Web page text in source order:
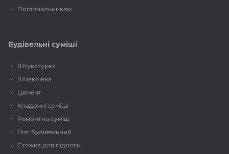
Постачальникам
Будівельні суміші
Штукатурка
Шпаклівка
Цемент
Кладочні суміші
Ремонтна суміш
Гіпс будівельний
Стяжка для підлоги